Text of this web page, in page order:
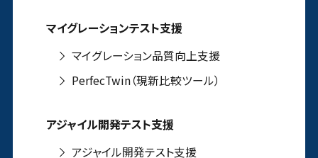
マイグレーションテスト支援
マイグレーション品質向上支援
PerfecTwin（現新比較ツール）
アジャイル開発テスト支援
アジャイル開発テスト支援